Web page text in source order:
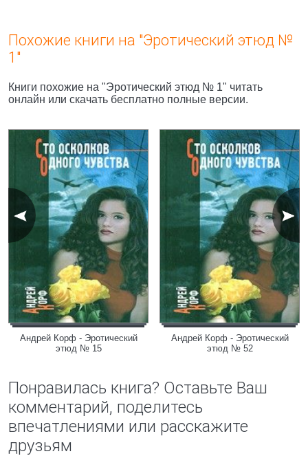
Похожие книги на "Эротический этюд №
1"
Книги похожие на "Эротический этюд № 1" читать
онлайн или скачать бесплатно полные версии.
Андрей Корф - Эротический
этюд № 15
Андрей Корф - Эротический
этюд № 52
Понравилась книга? Оставьте Ваш
комментарий, поделитесь
впечатлениями или расскажите
друзьям